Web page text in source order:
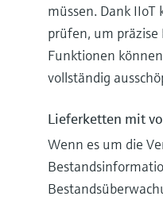
müssen. Dank IIoT
prüfen, um
Funktionen
vollständig
Lieferketten mit
Wenn es um die